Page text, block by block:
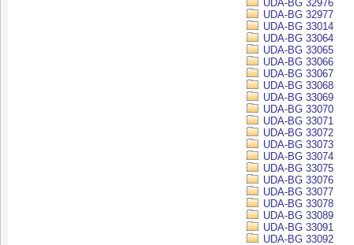
UDA-BG 32976
UDA-BG 32977
UDA-BG 33014
UDA-BG 33064
UDA-BG 33065
UDA-BG 33066
UDA-BG 33067
UDA-BG 33068
UDA-BG 33069
UDA-BG 33070
UDA-BG 33071
UDA-BG 33072
UDA-BG 33073
UDA-BG 33074
UDA-BG 33075
UDA-BG 33076
UDA-BG 33077
UDA-BG 33078
UDA-BG 33089
UDA-BG 33091
UDA-BG 33092